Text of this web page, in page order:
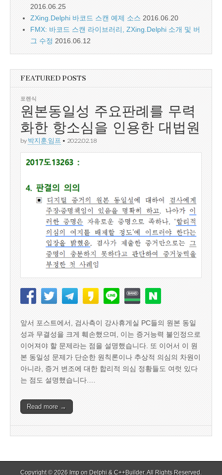
2016.06.25
ZXing.Delphi 바코드 스캔 예제 소스 2016.06.20
FMX: 바코드 스캔 라이브러리, ZXing.Delphi 소개 및 버
그 수정 2016.06.12
FEATURED POSTS
포렌식
원본동일성 주요판례를 무력
화한 항소심을 인용한 대법원
by 박지훈.임프 • 2022.02.18
앞서 포스트에서, 검사측이 강사휴게실 PC들의 원본 동일
성과 무결성을 크게 훼손했으며, 이는 증거능력 불인정으로
이어져야 할 문제라는 점을 설명했습니다. 또 이어서 이 원
본 동일성 문제가 단순한 원칙론이나 추상적 의심의 차원이
아니라, 증거 변조에 대한 합리적 의심 정황들도 여럿 있다
는 점도 설명했습니다.…
Read more →
Copyright © 2026 Imp on Delphi & C++Builder. All Rights Reserved.